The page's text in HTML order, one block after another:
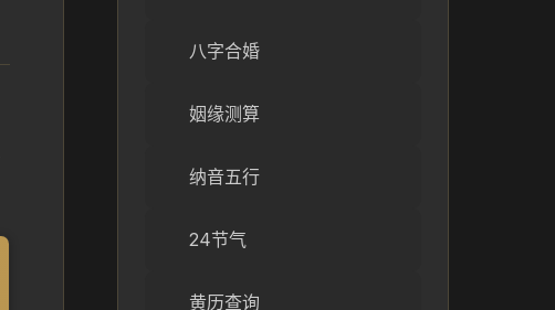
八字合婚
姻缘测算
纳音五行
24节气
黄历查询